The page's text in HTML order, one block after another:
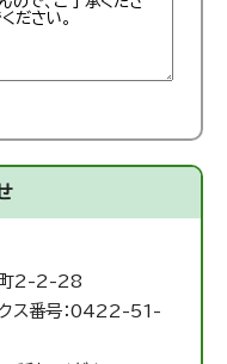
町2-2-28
ス番号：0422-51-